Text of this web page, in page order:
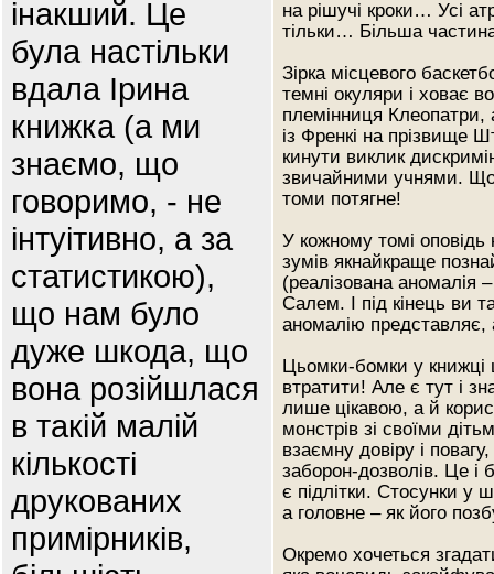
інакший. Це
була настільки
вдала Ірина
книжка (а ми
знаємо, що
говоримо, - не
інтуітивно, а за
статистикою),
що нам було
дуже шкода, що
вона розійшлася
в такій малій
кількості
друкованих
примірників,
на рішучі кроки… Усі
тільки… Більша
Зірка місцевого
темні окуляри і ховає
племінниця
із Френкі на прізвище
кинути виклик
звичайними учнями. Що
томи потягне!
У кожному томі оповідь
зумів якнайкраще
(реалізована аномалія
Салем. І під кінець ви
аномалію представляє,
Цьомки-бомки у книжці
втратити! Але є тут і
лише цікавою, а й
монстрів зі своїми
взаємну довіру і
заборон-дозволів. Це і
є підлітки. Стосунки у
а головне – як його
Окремо хочеться